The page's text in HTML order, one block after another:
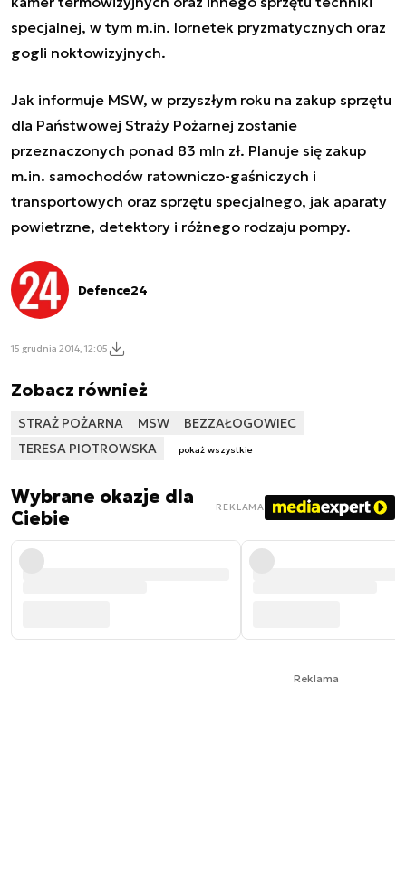
specjalnej, w tym m.in. lornetek pryzmatycznych oraz
gogli noktowizyjnych.
Jak informuje MSW, w przyszłym roku na zakup sprzętu
dla Państwowej Straży Pożarnej zostanie
przeznaczonych ponad 83 mln zł. Planuje się zakup
m.in. samochodów ratowniczo-gaśniczych i
transportowych oraz sprzętu specjalnego, jak aparaty
powietrzne, detektory i różnego rodzaju pompy.
Defence24
15 grudnia 2014, 12:05
Zobacz również
STRAŻ POŻARNA MSW
BEZZAŁOGOWIEC
TERESA PIOTROWSKA
pokaż wszystkie
Wybrane okazje dla
Ciebie
REKLAMA
Reklama